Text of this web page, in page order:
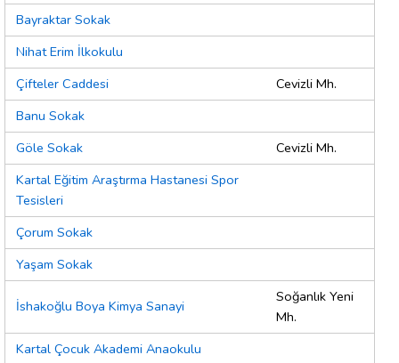
Bayraktar Sokak
Nihat Erim İlkokulu
Çifteler Caddesi
Cevizli Mh.
Banu Sokak
Göle Sokak
Cevizli Mh.
Kartal Eğitim Araştırma Hastanesi Spor
Tesisleri
Çorum Sokak
Yaşam Sokak
İshakoğlu Boya Kimya Sanayi
Soğanlık Yeni
Mh.
Kartal Çocuk Akademi Anaokulu